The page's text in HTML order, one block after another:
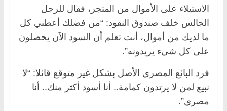
الاستيلاء على الأموال من المتجر، فقال للرجل
الجالس خلف صندوق النقود: “من فضلك أعطني كل
ما لديك من أموال، أنت تعلم أن السود الآن يحصلون
على كل شيء يريدونه”.
فرد البائع المصري الأصل بشكل غير متوقع قائلا: “لا
نبيع لمن لا يرتدون كمامة.. أنا أسود أكثر منك.. أنا
مصري”.